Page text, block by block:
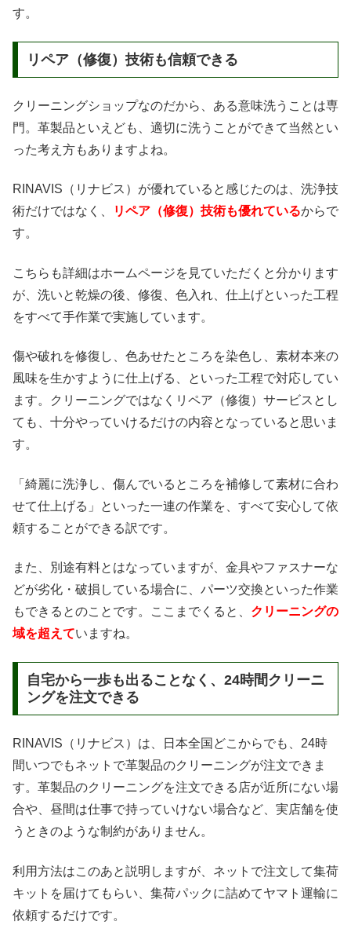
す。
リペア（修復）技術も信頼できる
クリーニングショップなのだから、ある意味洗うことは専
門。革製品といえども、適切に洗うことができて当然とい
った考え方もありますよね。
RINAVIS（リナビス）が優れていると感じたのは、洗浄技
術だけではなく、
リペア（修復）技術も優れているからで
す。
こちらも詳細はホームページを見ていただくと分かります
が、洗いと乾燥の後、修復、色入れ、仕上げといった工程
をすべて手作業で実施しています。
傷や破れを修復し、色あせたところを染色し、素材本来の
風味を生かすように仕上げる、といった工程で対応してい
ます。クリーニングではなくリペア（修復）サービスとし
ても、十分やっていけるだけの内容となっていると思いま
す。
「綺麗に洗浄し、傷んでいるところを補修して素材に合わ
せて仕上げる」といった一連の作業を、すべて安心して依
頼することができる訳です。
また、別途有料とはなっていますが、金具やファスナーな
どが劣化・破損している場合に、パーツ交換といった作業
もできるとのことです。ここまでくると、 クリーニングの
域を超えていますね。
自宅から一歩も出ることなく、24時間クリーニ
ングを注文できる
RINAVIS（リナビス）は、日本全国どこからでも、24時
間いつでもネットで革製品のクリーニングが注文できま
す。革製品のクリーニングを注文できる店が近所にない場
合や、昼間は仕事で持っていけない場合など、実店舗を使
うときのような制約がありません。
利用方法はこのあと説明しますが、ネットで注文して集荷
キットを届けてもらい、集荷パックに詰めてヤマト運輸に
依頼するだけです。